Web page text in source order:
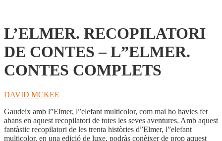
L’ELMER. RECOPILATORI
DE CONTES – L”ELMER.
CONTES COMPLETS
DAVID MCKEE
Gaudeix amb l”Elmer, l”elefant multicolor, com mai ho havies fet
abans en aquest recopilatori de totes les seves aventures. Amb aquest
fantàstic recopilatori de les trenta històries d”Elmer, l”elefant
multicolor, en una edició de luxe, podràs conèixer de prop aquest